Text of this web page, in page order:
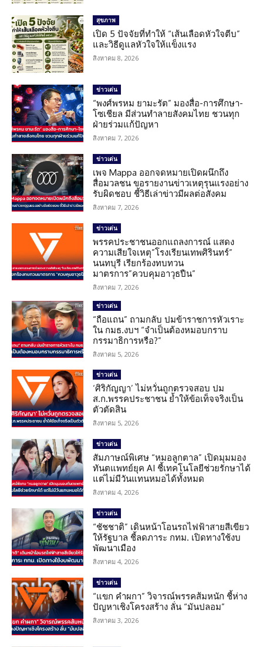
สุขภาพ
เปิด 5 ปัจจัยที่ทำให้ “เส้นเลือดหัวใจตีบ”
และวิธีดูแลหัวใจให้แข็งแรง
สิงหาคม 8, 2026
ข่าวเด่น
“พงศ์พรหม ยามะรัต” มองสื่อ-การศึกษา-
โซเชียล มีส่วนทำลายสังคมไทย ชวนทุก
ฝ่ายร่วมแก้ปัญหา
สิงหาคม 7, 2026
ข่าวเด่น
เพจ Mappa ออกจดหมายเปิดผนึกถึง
สื่อมวลชน ขอรายงานข่าวเหตุรุนแรงอย่าง
รับผิดชอบ ชี้วิธีเล่าข่าวมีผลต่อสังคม
สิงหาคม 7, 2026
ข่าวเด่น
พรรคประชาชนออกแถลงการณ์ แสดง
ความเสียใจเหตุ”โรงเรียนเทพศิรินทร์”
นนทบุรี เรียกร้องทบทวน
มาตรการ”ควบคุมอาวุธปืน”
สิงหาคม 7, 2026
ข่าวเด่น
“ถือแถน” ถามกลับ ปมข้าราชการหัวเราะ
ใน กมธ.งบฯ “จำเป็นต้องหมอบกราบ
กรรมาธิการหรือ?”
สิงหาคม 5, 2026
ข่าวเด่น
‘ศิริกัญญา’ ไม่หวั่นถูกตรวจสอบ ปม
ส.ก.พรรคประชาชน ย้ำให้ข้อเท็จจริงเป็น
ตัวตัดสิน
สิงหาคม 5, 2026
ข่าวเด่น
สัมภาษณ์พิเศษ “หมอลูกตาล” เปิดมุมมอง
ทันตแพทย์ยุค AI ชี้เทคโนโลยีช่วยรักษาได้
แต่ไม่มีวันแทนหมอได้ทั้งหมด
สิงหาคม 4, 2026
ข่าวเด่น
“ชัชชาติ” เดินหน้าโอนรถไฟฟ้าสายสีเขียว
ให้รัฐบาล ชี้ลดภาระ กทม. เปิดทางใช้งบ
พัฒนาเมือง
สิงหาคม 4, 2026
ข่าวเด่น
“แขก คำผกา” วิจารณ์พรรคส้มหนัก ชี้ห่าง
ปัญหาเชิงโครงสร้าง ลั่น “มันปลอม”
สิงหาคม 3, 2026